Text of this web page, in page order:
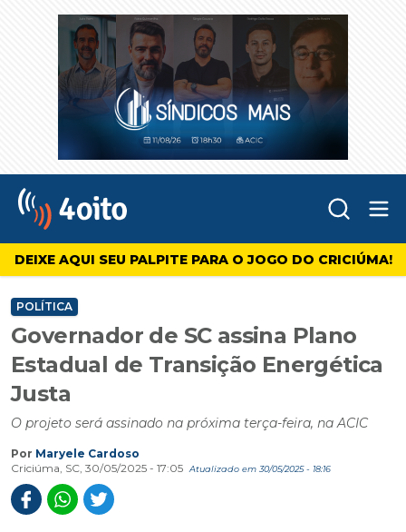
4oito
DEIXE AQUI SEU PALPITE PARA O JOGO DO CRICIÚMA!
POLÍTICA
Governador de SC assina Plano
Estadual de Transição Energética
Justa
O projeto será assinado na próxima terça-feira, na ACIC
Por Maryele Cardoso
Criciúma, SC, 30/05/2025 - 17:05
Atualizado em 30/05/2025 - 18:16